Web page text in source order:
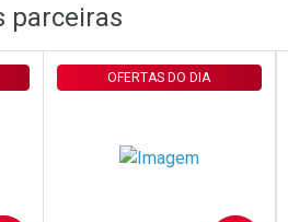
FECHAR
FECHAR
Por Menos
parceiras
OFERTAS DO DIA